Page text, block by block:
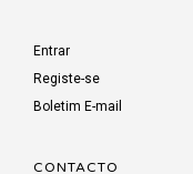
Entrar
Registe-se
Boletim E-mail
CONTACTO